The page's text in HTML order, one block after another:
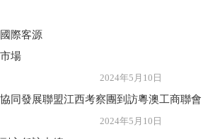
際客源
場
5月10日
同發展聯盟江西考察團到訪粵澳工商聯會
5月10日